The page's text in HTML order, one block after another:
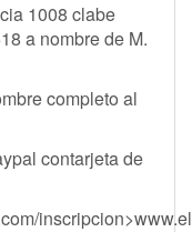
1008 clabe
a nombre de M.
completo al
contarjeta de